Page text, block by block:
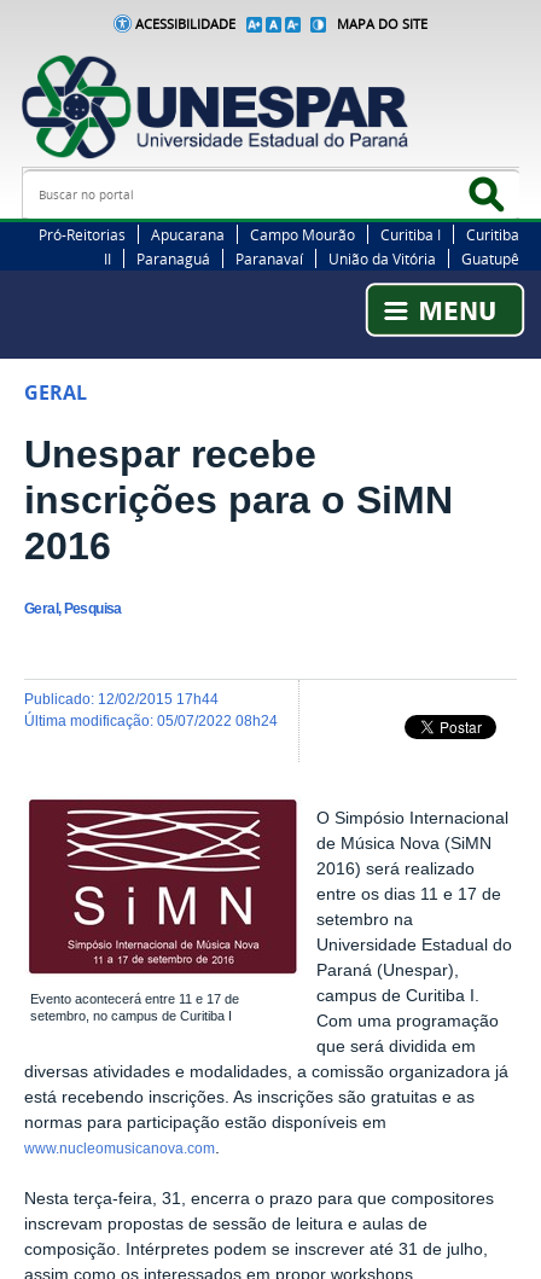
ACESSIBILIDADE MAPA DO SITE
Busca
Pró-Reitorias Apucarana Campo Mourão Curitiba I
Curitiba
II
Paranaguá Paranavaí União da Vitória Guatupê
GERAL
Unespar recebe
inscrições para o SiMN
2016
Geral, Pesquisa
publicado: 12/02/2015 17h44
última modificação: 05/07/2022 08h24
Evento acontecerá entre 11 e 17 de
setembro, no campus de Curitiba I
O Simpósio Internacional
de Música Nova (SiMN
2016) será realizado
entre os dias 11 e 17 de
setembro na
Universidade Estadual do
Paraná (Unespar),
campus de Curitiba I.
Com uma programação
que será dividida em
diversas atividades e modalidades, a comissão organizadora já
está recebendo inscrições. As inscrições são gratuitas e as
normas para participação estão disponíveis em
www.nucleomusicanova.com
Nesta terça-feira, 31, encerra o prazo para que compositores
inscrevam propostas de sessão de leitura e aulas de
composição. Intérpretes podem se inscrever até 31 de julho,
assim como os interessados em propor workshops,